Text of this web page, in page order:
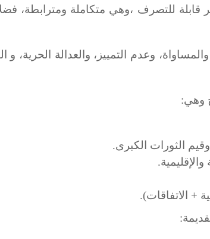
قابلة للتصرف ،وهي متكاملة ومترابطة،
وعدم التمييز، والعدالة الحرية، و
وهي:
الثورات الكبرى.
والإقليمية.
+ الاتفاقات).